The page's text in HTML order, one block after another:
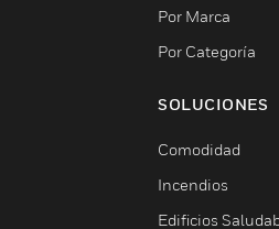
Por Marca
Por Categoría
SOLUCIONES
Comodidad
Incendios
Edificios